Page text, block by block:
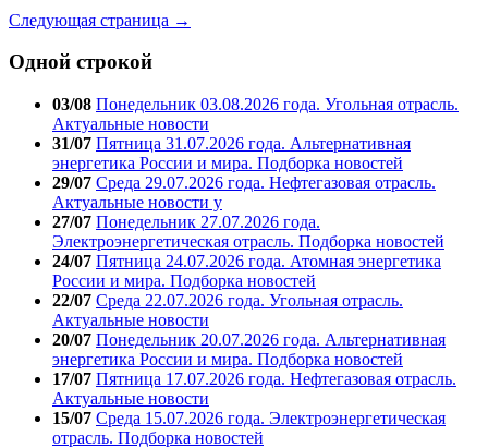
Следующая страница →
Одной строкой
03/08 Понедельник 03.08.2026 года. Угольная отрасль.
Актуальные новости
31/07 Пятница 31.07.2026 года. Альтернативная
энергетика России и мира. Подборка новостей
29/07 Среда 29.07.2026 года. Нефтегазовая отрасль.
Актуальные новости у
27/07 Понедельник 27.07.2026 года.
Электроэнергетическая отрасль. Подборка новостей
24/07 Пятница 24.07.2026 года. Атомная энергетика
России и мира. Подборка новостей
22/07 Среда 22.07.2026 года. Угольная отрасль.
Актуальные новости
20/07 Понедельник 20.07.2026 года. Альтернативная
энергетика России и мира. Подборка новостей
17/07 Пятница 17.07.2026 года. Нефтегазовая отрасль.
Актуальные новости
15/07 Среда 15.07.2026 года. Электроэнергетическая
отрасль. Подборка новостей